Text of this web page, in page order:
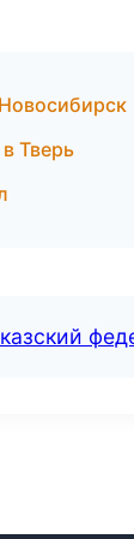
Тверь